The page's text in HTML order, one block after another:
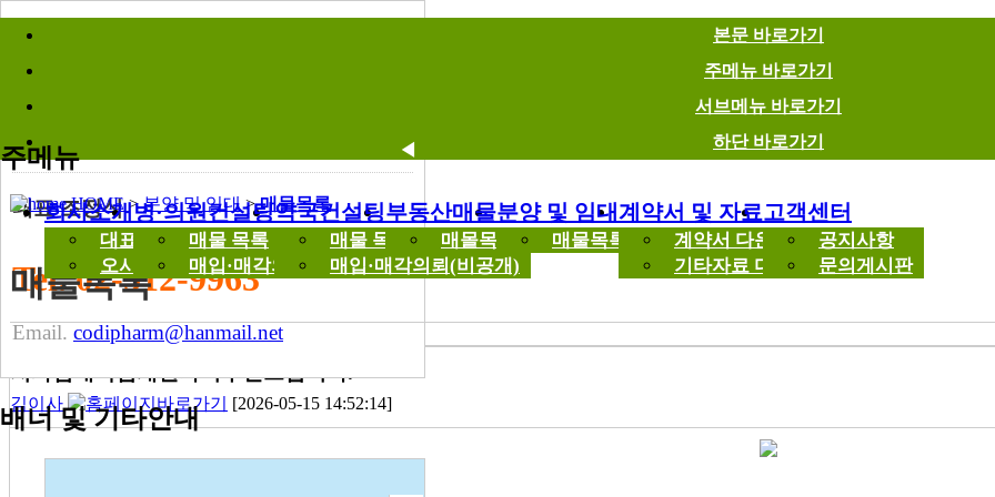
바로가기메뉴
본문 바로가기
주메뉴 바로가기
서브메뉴 바로가기
하단 바로가기
주메뉴
회사소개
대표 인사말
오시는길
병·의원컨설팅
매물 목록
매입·매각의뢰(비공개)
약국컨설팅
매물 목록
매입·매각의뢰(비공개)
부동산매물
매몰목록
분양 및 임대
매물목록
계약서 및 자료
계약서 다운로드
기타자료 다운로드
고객센터
공지사항
문의게시판
매물목록 ◀
대표 조정식
Tel. 02-512-9963
Email. codipharm@hanmail.net
배너 및 기타안내
HOME>분양 및 임대>매물목록
매물목록
치과임대독점개원자리추천드립니다.
김이사 [2026-05-15 14:52:14]